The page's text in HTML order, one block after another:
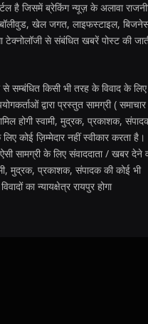
है जिसमें ब्रेकिंग न्यूज़ के अलावा
खेल जगत, लाइफस्टाइल,
टेक्नोलॉजी से संबंधित खबरें पोस्ट की
सम्बंधित किसी भी तरह के विवाद के लिए
द्वारा प्रस्तुत सामग्री (
होगी स्वामी, मुद्रक, प्रकाशक,
कोई ज़िम्मेदार नहीं स्वीकार करता है।
सामग्री के लिए संवाददाता / खबर देने
मुद्रक, प्रकाशक, संपादक की कोई भी
का न्यायक्षेत्र रायपुर होगा